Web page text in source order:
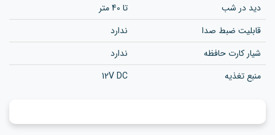
دید در شب
تا 40 متر
قابلیت ضبط صدا
ندارد
شیار کارت حافظه
ندارد
منبع تغذیه
12V DC